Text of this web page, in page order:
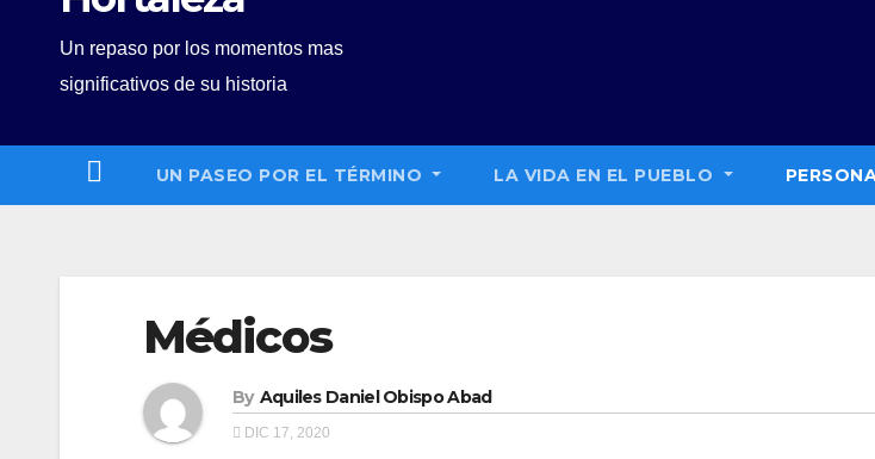
Un repaso por los momentos mas
significativos de su historia
UN PASEO POR EL TÉRMINO LA VIDA EN EL PUEBLO
Médicos
By Aquiles Daniel Obispo Abad
DIC 17, 2020